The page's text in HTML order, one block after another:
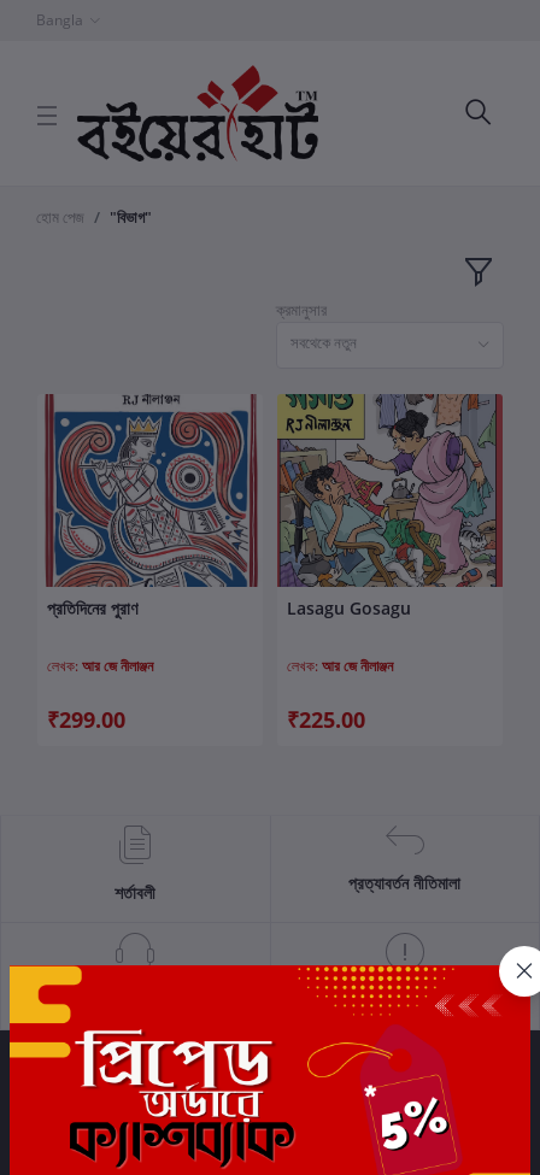
Bangla
হোম পেজ "বিভাগ"
ক্রমানুসার
সবথেকে নতুন
কার্টে যোগ করুন
প্রতিদিনের পুরাণ
লেখক: আর জে নীলাঞ্জন
₹299.00
কার্টে যোগ করুন
Lasagu Gosagu
লেখক: আর জে নীলাঞ্জন
₹225.00
শর্তাবলী প্রত্যাবর্তন নীতিমালা
গোপনীয়তা নীতি